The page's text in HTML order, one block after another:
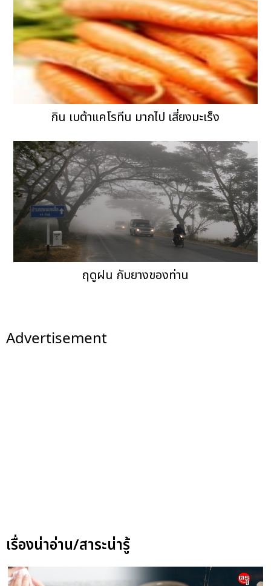
กิน เบต้าแคโรทีน มากไป เสี่ยงมะเร็ง
ฤดูฝน กับยางของท่าน
Advertisement
เรื่องน่าอ่าน/สาระน่ารู้